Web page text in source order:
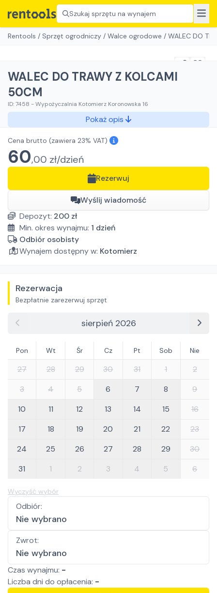
Szukaj sprzętu na wynajem
Rentools / Sprzęt ogrodniczy / Walce ogrodowe / WALEC DO
WALEC DO TRAWY Z KOLCAMI
50CM
ID:7458 -Wypożyczalnia Kotomierz Koronowska 16
Pokaż opis
Cena brutto (zawiera 23% VAT)
60,00 zł/dzień
Rezerwuj
Wyślij wiadomość
Depozyt: 200 zł
Min. okres wynajmu: 1 dzień
Odbiór osobisty
Wynajem dostępny w: Kotomierz
Rezerwacja
Bezpłatnie zarezerwuj sprzęt
sierpień 2026
Pon Wt Śr Cz Pt Sob Nie
27 28 29 30 31 1
2
3
4 5 6 7 8
9
10
11 12 13 14 15
16
17
18 19 20 21 22
23
24
25 26 27 28 29
30
31
1 2 3 4 5 6
Wyczyść wybór
Odbiór:
Nie wybrano
Zwrot:
Nie wybrano
Czas wynajmu: -
Liczba dni do opłacenia: -